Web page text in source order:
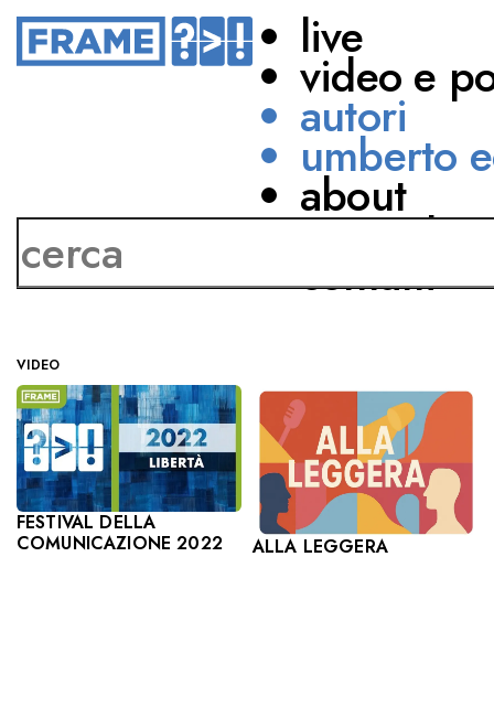
live
video e
autori
umberto
about
network
contatti
Luciana Littizzetto
VIDEO
FESTIVAL DELLA
COMUNICAZIONE 2022
ALLA LEGGERA